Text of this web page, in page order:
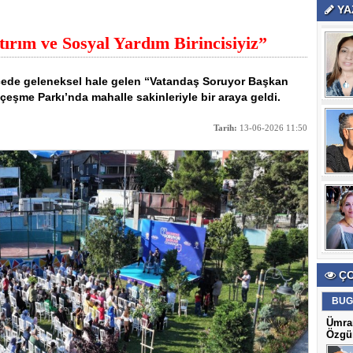
ve Sosyal Yardım Birincisiyiz”
geleneksel hale gelen “Vatandaş Soruyor Başkan
Parkı’nda mahalle sakinleriyle bir araya geldi.
Tarih: 13-06-2026 11:50